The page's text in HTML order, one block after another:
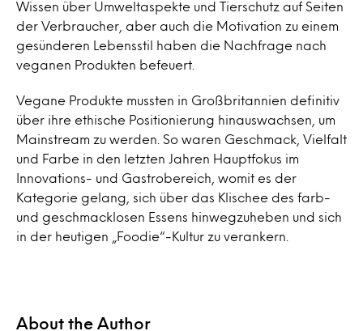
Wissen über Umweltaspekte und Tierschutz auf Seiten
der Verbraucher, aber auch die Motivation zu einem
gesünderen Lebensstil haben die Nachfrage nach
veganen Produkten befeuert.
Vegane Produkte mussten in Großbritannien definitiv
über ihre ethische Positionierung hinauswachsen, um
Mainstream zu werden. So waren Geschmack, Vielfalt
und Farbe in den letzten Jahren Hauptfokus im
Innovations- und Gastrobereich, womit es der
Kategorie gelang, sich über das Klischee des farb-
und geschmacklosen Essens hinwegzuheben und sich
in der heutigen „Foodie“-Kultur zu verankern.
About the Author